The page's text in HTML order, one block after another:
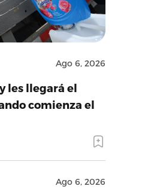
Ago 6, 2026
les llegará el
comienza el
Ago 6, 2026